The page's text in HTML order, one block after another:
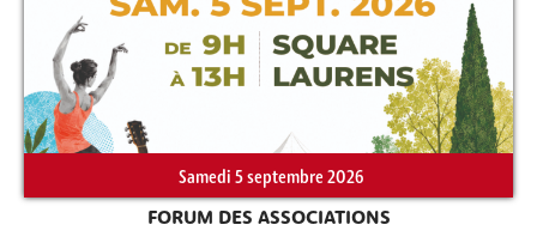
Samedi 5 septembre 2026
FORUM DES ASSOCIATIONS